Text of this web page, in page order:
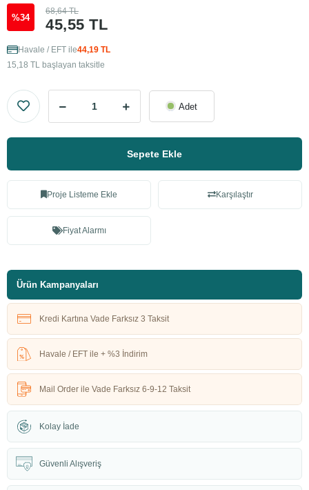
%34 45,55 TL
68,64 TL
Havale / EFT ile44,19 TL
15,18 TL başlayan taksitle
Adet
Sepete Ekle
Proje Listeme Ekle Karşılaştır
Fiyat Alarmı
Ürün Kampanyaları
Kredi Kartına Vade Farksız 3 Taksit
Havale / EFT ile + %3 İndirim
Mail Order ile Vade Farksız 6-9-12 Taksit
Kolay İade
Güvenli Alışveriş